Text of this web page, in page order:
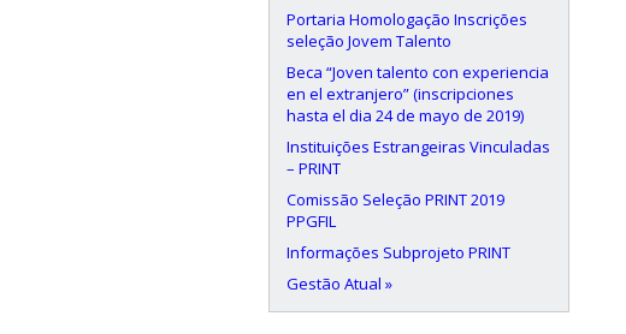
Portaria Homologação Inscrições
seleção Jovem Talento
Beca “Joven talento con experiencia
en el extranjero” (inscripciones
hasta el dia 24 de mayo de 2019)
Instituições Estrangeiras Vinculadas
– PRINT
Comissão Seleção PRINT 2019
PPGFIL
Informações Subprojeto PRINT
Gestão Atual »